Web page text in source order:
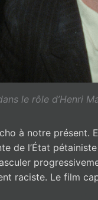
le rôle d’Henri
à notre présent.
de l’État
raciste. Le film